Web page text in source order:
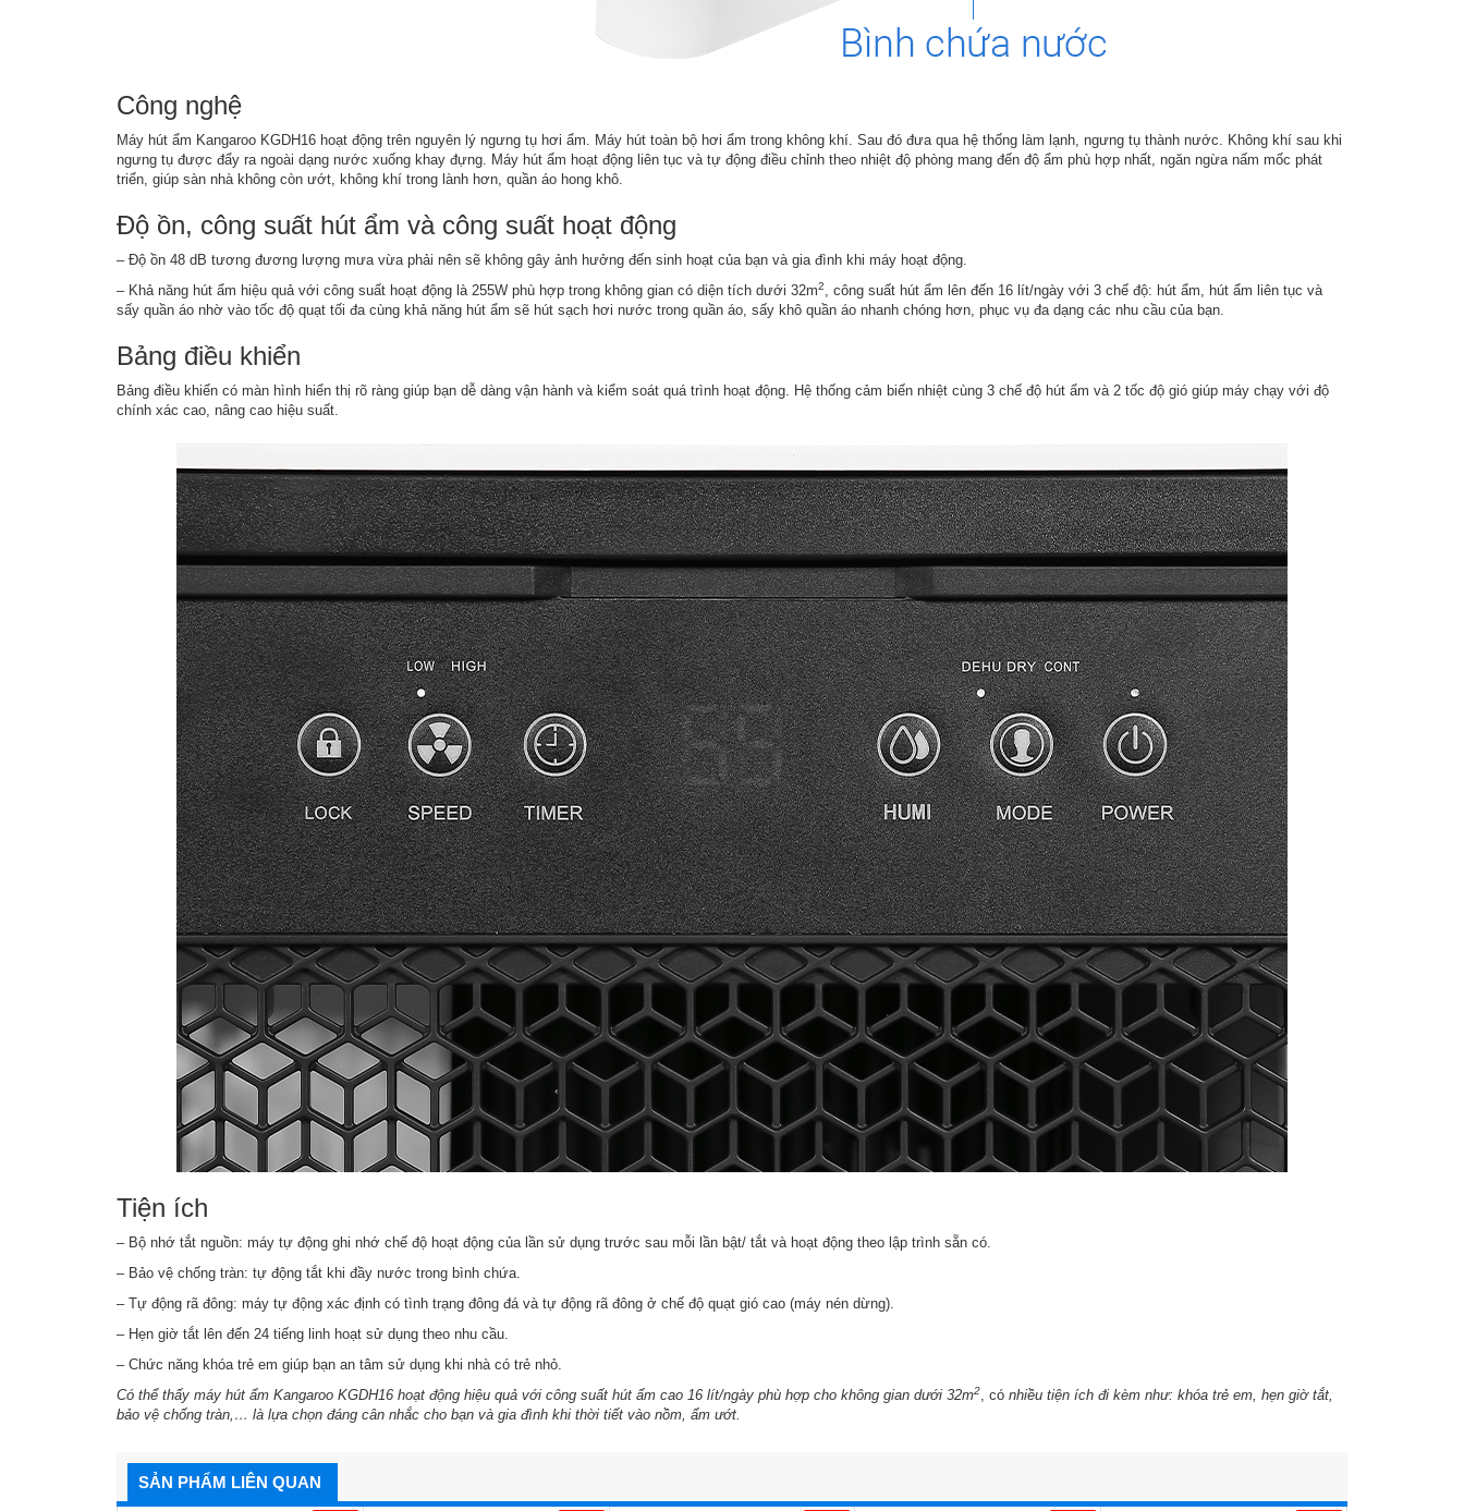
Công nghệ
Máy hút ẩm Kangaroo KGDH16 hoạt động trên nguyên lý ngưng tụ hơi ẩm. Máy hút toàn bộ hơi ẩm trong không khí. Sau đó đưa qua hệ thống làm lạnh, ngưng tụ thành nước. Không khí sau khi
ngưng tụ được đẩy ra ngoài dạng nước xuống khay đựng. Máy hút ẩm hoạt động liên tục và tự động điều chỉnh theo nhiệt độ phòng mang đến độ ẩm phù hợp nhất, ngăn ngừa nấm mốc phát
triển, giúp sàn nhà không còn ướt, không khí trong lành hơn, quần áo hong khô.
Độ ồn, công suất hút ẩm và công suất hoạt động
– Độ ồn 48 dB tương đương lượng mưa vừa phải nên sẽ không gây ảnh hưởng đến sinh hoạt của bạn và gia đình khi máy hoạt động.
– Khả năng hút ẩm hiệu quả với công suất hoạt động là 255W phù hợp trong không gian có diện tích dưới 32m2, công suất hút ẩm lên đến 16 lít/ngày với 3 chế độ: hút ẩm, hút ẩm liên tục và
sấy quần áo nhờ vào tốc độ quạt tối đa cùng khả năng hút ẩm sẽ hút sạch hơi nước trong quần áo, sấy khô quần áo nhanh chóng hơn, phục vụ đa dạng các nhu cầu của bạn.
Bảng điều khiển
Bảng điều khiển có màn hình hiển thị rõ ràng giúp bạn dễ dàng vận hành và kiểm soát quá trình hoạt động. Hệ thống cảm biến nhiệt cùng 3 chế độ hút ẩm và 2 tốc độ gió giúp máy chạy với độ
chính xác cao, nâng cao hiệu suất.
Tiện ích
– Bộ nhớ tắt nguồn: máy tự động ghi nhớ chế độ hoạt động của lần sử dụng trước sau mỗi lần bật/ tắt và hoạt động theo lập trình sẵn có.
– Bảo vệ chống tràn: tự động tắt khi đầy nước trong bình chứa.
– Tự động rã đông: máy tự động xác định có tình trạng đông đá và tự động rã đông ở chế độ quạt gió cao (máy nén dừng).
– Hẹn giờ tắt lên đến 24 tiếng linh hoạt sử dụng theo nhu cầu.
– Chức năng khóa trẻ em giúp bạn an tâm sử dụng khi nhà có trẻ nhỏ.
Có thể thấymáy hút ẩm Kangaroo KGDH16 hoạt động hiệu quả với công suất hút ẩm cao 16 lít/ngày phù hợp cho không gian dưới 32m2, có nhiều tiện ích đi kèm như: khóa trẻ em, hẹn giờ tắt,
bảo vệ chống tràn,… là lựa chọn đáng cân nhắc cho bạn và gia đình khi thời tiết vào nồm, ẩm ướt.
SẢN PHẨM LIÊN QUAN